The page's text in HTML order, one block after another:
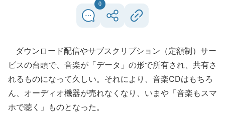
0
ダウンロード配信やサブスクリプション（定額制）サー
ビスの台頭で、音楽が「データ」の形で所有され、共有さ
れるものになって久しい。それにより、音楽CDはもちろ
ん、オーディオ機器が売れなくなり、いまや「音楽もスマ
ホで聴く」ものとなった。